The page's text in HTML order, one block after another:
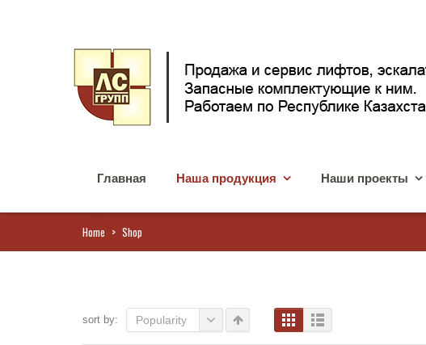
Главная Наша продукция Наши проекты
Home > Shop
sort by: Popularity